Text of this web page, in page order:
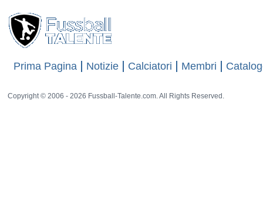
Prima Pagina Notizie Calciatori Membri
Copyright © 2006 - 2026 Fussball-Talente.com. All Rights Reserved.